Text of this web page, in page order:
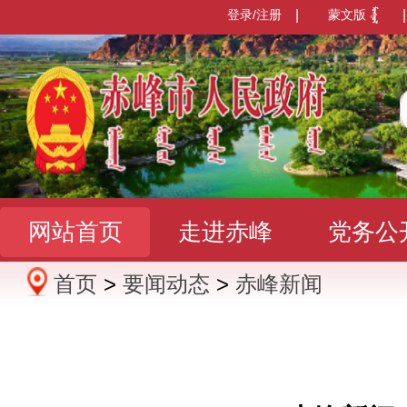
蒙文版
登录/注册
网站首页 走进赤峰 党务公
办事服务 政民互动
首页 > 要闻动态 > 赤峰新闻